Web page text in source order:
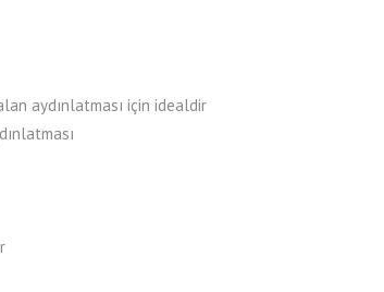
aydınlatması için idealdir